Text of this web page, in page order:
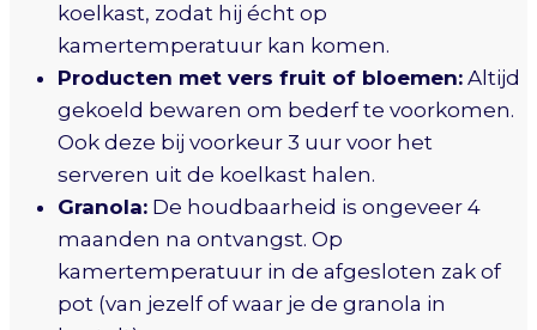
koelkast, zodat hij écht op
kamertemperatuur kan komen.
Producten met vers fruit of bloemen: Altijd
gekoeld bewaren om bederf te voorkomen.
Ook deze bij voorkeur 3 uur voor het
serveren uit de koelkast halen.
Granola: De houdbaarheid is ongeveer 4
maanden na ontvangst. Op
kamertemperatuur in de afgesloten zak of
pot (van jezelf of waar je de granola in